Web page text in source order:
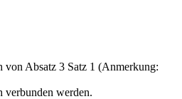
von Absatz 3 Satz 1 (Anmerkung:
verbunden werden.